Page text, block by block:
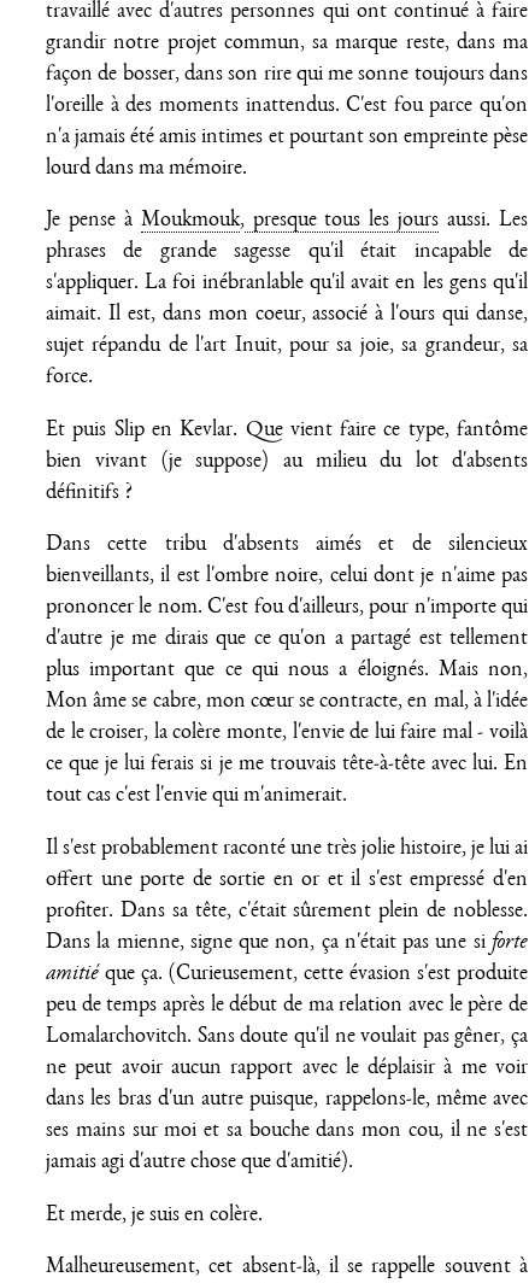
travaillé avec d'autres personnes qui ont continué à faire
grandir notre projet commun, sa marque reste, dans ma
façon de bosser, dans son rire qui me sonne toujours dans
l'oreille à des moments inattendus. C'est fou parce qu'on
n'a jamais été amis intimes et pourtant son empreinte pèse
lourd dans ma mémoire.
Je pense à Moukmouk,presque tous les jours aussi. Les
phrases de grande sagesse qu'il était incapable de
s'appliquer. La foi inébranlable qu'il avait en les gens qu'il
aimait. Il est, dans mon coeur, associé à l'ours qui danse,
sujet répandu de l'art Inuit, pour sa joie, sa grandeur, sa
force.
Et puis Slip en Kevlar. Que vient faire ce type, fantôme
bien vivant (je suppose) au milieu du lot d'absents
définitifs ?
Dans cette tribu d'absents aimés et de silencieux
bienveillants, il est l'ombre noire, celui dont je n'aime pas
prononcer le nom. C'est fou d'ailleurs, pour n'importe qui
d'autre je me dirais que ce qu'on a partagé est tellement
plus important que ce qui nous a éloignés. Mais non,
Mon âme se cabre, mon cœur se contracte, en mal, à l'idée
de le croiser, la colère monte, l'envie de lui faire mal - voilà
ce que je lui ferais si je me trouvais tête-à-tête avec lui. En
tout cas c'est l'envie qui m'animerait.
Il s'est probablement raconté une très jolie histoire, je lui ai
offert une porte de sortie en or et il s'est empressé d'en
profiter. Dans sa tête, c'était sûrement plein de noblesse.
Dans la mienne, signe que non, ça n'était pas une si forte
amitié que ça. (Curieusement, cette évasion s'est produite
peu de temps après le début de ma relation avec le père de
Lomalarchovitch. Sans doute qu'il ne voulait pas gêner, ça
ne peut avoir aucun rapport avec le déplaisir à me voir
dans les bras d'un autre puisque, rappelons-le, même avec
ses mains sur moi et sa bouche dans mon cou, il ne s'est
jamais agi d'autre chose que d'amitié).
Et merde, je suis en colère.
Malheureusement, cet absent-là, il se rappelle souvent à